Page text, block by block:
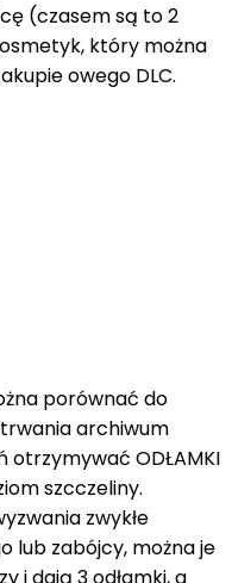
(czasem są to 2
który można
owego DLC.
porównać do
archiwum
otrzymywać ODŁAMKI
szcczeliny.
zwykłe
lub zabójcy, można je
i dają 3 odłamki, a